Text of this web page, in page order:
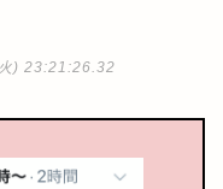
) 23:21:26.32